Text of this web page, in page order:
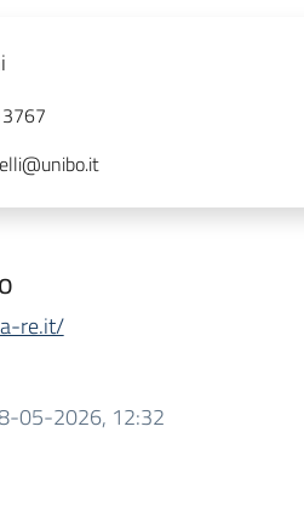
re.it/
05-2026, 12:32